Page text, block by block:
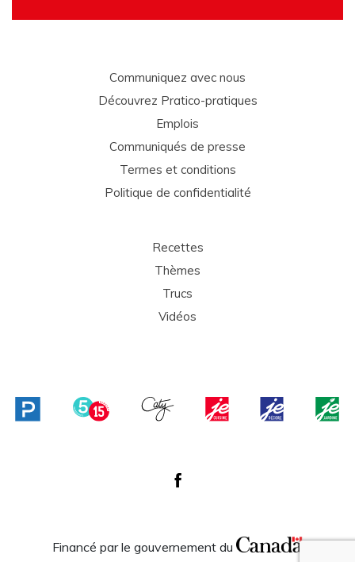
Communiquez avec nous
Découvrez Pratico-pratiques
Emplois
Communiqués de presse
Termes et conditions
Politique de confidentialité
Recettes
Thèmes
Trucs
Vidéos
Financé par le gouvernement du